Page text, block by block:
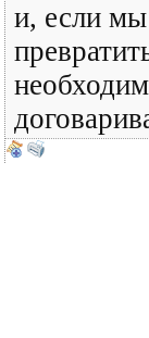
и, если